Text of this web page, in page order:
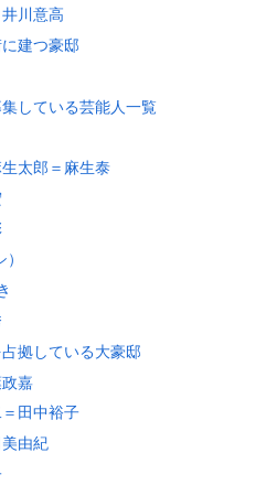
川意高
建つ豪邸
集している芸能人一覧
生太郎＝麻生泰
拠している大豪邸
政嘉
＝田中裕子
美由紀